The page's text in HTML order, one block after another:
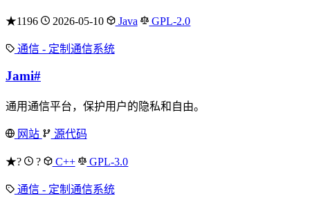
★1196 2026-05-10 Java GPL-2.0
通信 - 定制通信系统
Jami#
通用通信平台，保护用户的隐私和自由。
网站 源代码
★? ? C++ GPL-3.0
通信 - 定制通信系统